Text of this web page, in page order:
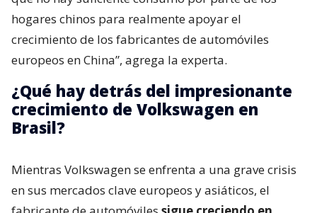
hogares chinos para realmente apoyar el
crecimiento de los fabricantes de automóviles
europeos en China”, agrega la experta.
¿Qué hay detrás del impresionante
crecimiento de Volkswagen en
Brasil?
Mientras Volkswagen se enfrenta a una grave crisis
en sus mercados clave europeos y asiáticos, el